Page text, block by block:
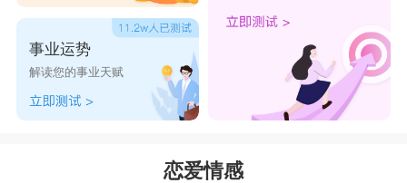
事业运势
解读您的事业天赋
恋爱情感